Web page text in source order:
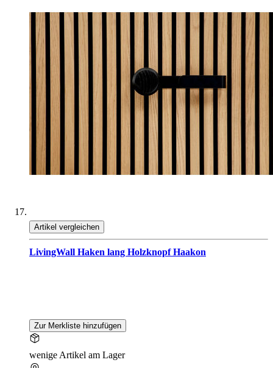
Artikel vergleichen
LivingWall Haken lang Holzknopf Haakon
Zur Merkliste hinzufügen
wenige Artikel am Lager